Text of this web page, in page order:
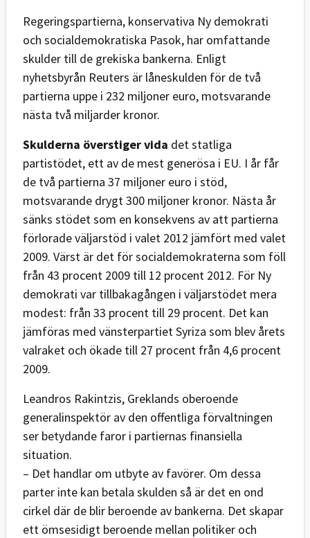
Regeringspartierna, konservativa Ny demokrati
och socialdemokratiska Pasok, har omfattande
skulder till de grekiska bankerna. Enligt
nyhetsbyrån Reuters är låneskulden för de två
partierna uppe i 232 miljoner euro, motsvarande
nästa två miljarder kronor.
Skulderna överstiger vida det statliga
partistödet, ett av de mest generösa i EU. I år får
de två partierna 37 miljoner euro i stöd,
motsvarande drygt 300 miljoner kronor. Nästa år
sänks stödet som en konsekvens av att partierna
förlorade väljarstöd i valet 2012 jämfört med valet
2009. Värst är det för socialdemokraterna som föll
från 43 procent 2009 till 12 procent 2012. För Ny
demokrati var tillbakagången i väljarstödet mera
modest: från 33 procent till 29 procent. Det kan
jämföras med vänsterpartiet Syriza som blev årets
valraket och ökade till 27 procent från 4,6 procent
2009.
Leandros Rakintzis, Greklands oberoende
generalinspektör av den offentliga förvaltningen
ser betydande faror i partiernas finansiella
situation.
– Det handlar om utbyte av favörer. Om dessa
parter inte kan betala skulden så är det en ond
cirkel där de blir beroende av bankerna. Det skapar
ett ömsesidigt beroende mellan politiker och